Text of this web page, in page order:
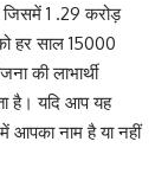
जिसमें 1 .29 करोड़
हर साल 15000
की लाभार्थी
है। यदि आप यह
आपका नाम है या नहीं